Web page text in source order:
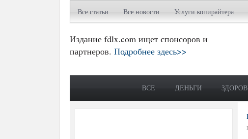
Все статьи Все новости Услуги копирайтера
Издание fdlx.com ищет спонсоров и
партнеров. Подробнее здесь>>
ВСЕ ДЕНЬГИ